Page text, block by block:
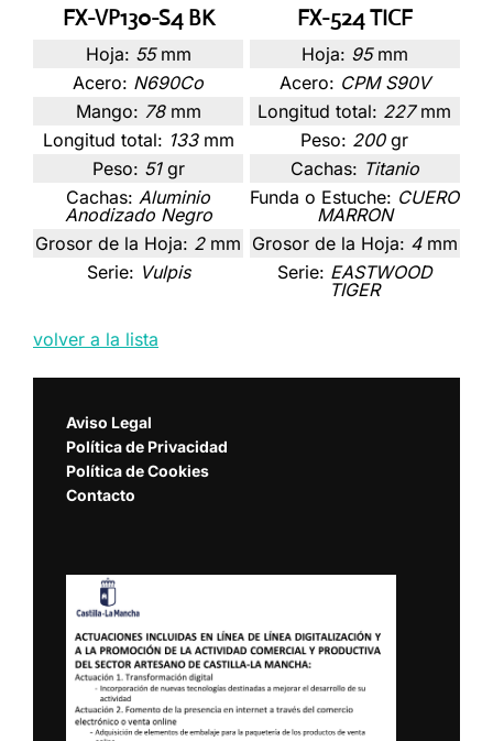
FX-VP130-S4 BK
Hoja: 55 mm
Acero: N690Co
Mango: 78 mm
Longitud total: 133 mm
Peso: 51 gr
Cachas: Aluminio
Anodizado Negro
Grosor de la Hoja: 2 mm
Serie: Vulpis
FX-524 TICF
Hoja: 95 mm
Acero: CPM S90V
Longitud total: 227 mm
Peso: 200 gr
Cachas: Titanio
Funda o Estuche: CUERO
MARRON
Grosor de la Hoja: 4 mm
Serie: EASTWOOD
TIGER
volver a la lista
Aviso Legal
Política de Privacidad
Política de Cookies
Contacto